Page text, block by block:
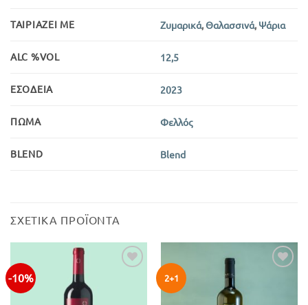
ΤΑΙΡΙΆΖΕΙ ΜΕ Ζυμαρικά,Θαλασσινά, Ψάρια
ALC %VOL 12,5
ΕΣΟΔΕΊΑ 2023
ΠΏΜΑ Φελλός
BLEND Blend
ΣΧΕΤΙΚΆ ΠΡΟΪΌΝΤΑ
-10% 2+1